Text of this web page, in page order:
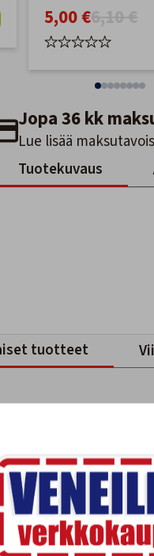
5,00 €
Jopa 36 kk
Lue lisää
Tuotekuvaus
tuotteet